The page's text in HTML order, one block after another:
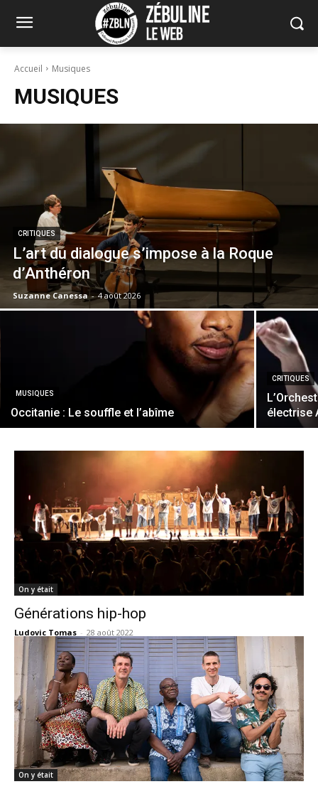
Accueil Musiques
MUSIQUES
CRITIQUES
L’art du dialogue s’impose à la Roque
d’Anthéron
Suzanne Canessa - 4 août 2026
MUSIQUES
Occitanie : Le souffle et l’abîme
CRITIQUES
électrise
On y était
Générations hip-hop
Ludovic Tomas - 28 août 2022
On y était